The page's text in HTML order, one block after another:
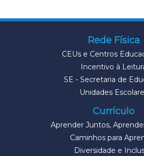
Rede Física
CEUs e Centros
Incentivo à
SE - Secretaria de
Unidades
Currículo
Aprender Juntos,
Caminhos para
Diversidade e